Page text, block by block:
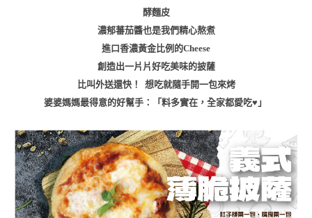
酵麵皮
濃郁蕃茄醬也是我們精心熬煮
進口香濃黃金比例的Cheese
創造出一片片好吃美味的披薩
比叫外送還快！ 想吃就隨手開一包來烤
婆婆媽媽最得意的好幫手：「料多實在，全家都愛吃♥」